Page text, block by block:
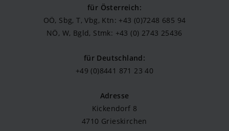
für Österreich:
OÖ, Sbg, T, Vbg, Ktn: +43 (0)7248 685 94
NÖ, W, Bgld, Stmk: +43 (0) 2743 25436
für Deutschland:
+49 (0)8441 871 23 40
Adresse
Kickendorf 8
4710 Grieskirchen